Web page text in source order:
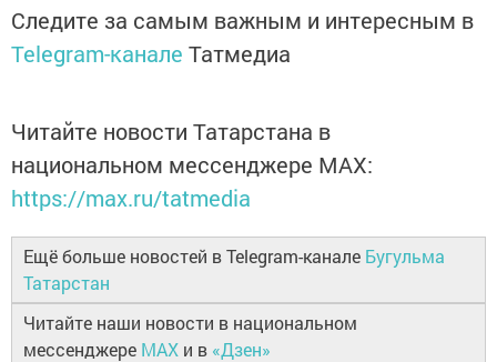
Следите за самым важным и интересным в
Telegram-канале Татмедиа
Читайте новости Татарстана в
национальном мессенджере MАХ:
https://max.ru/tatmedia
Ещё больше новостей в Telegram-канале Бугульма
Татарстан
Читайте наши новости в национальном
мессенджере MAX и в «Дзен»